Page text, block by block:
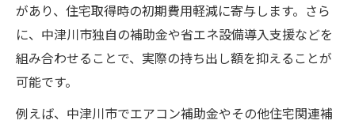
があり、住宅取得時の初期費用軽減に寄与します。さら
に、中津川市独自の補助金や省エネ設備導入支援などを
組み合わせることで、実際の持ち出し額を抑えることが
可能です。
例えば、中津川市でエアコン補助金やその他住宅関連補